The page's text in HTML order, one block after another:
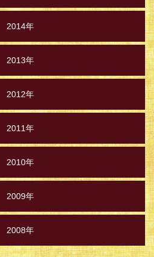
2014年
2013年
2012年
2011年
2010年
2009年
2008年